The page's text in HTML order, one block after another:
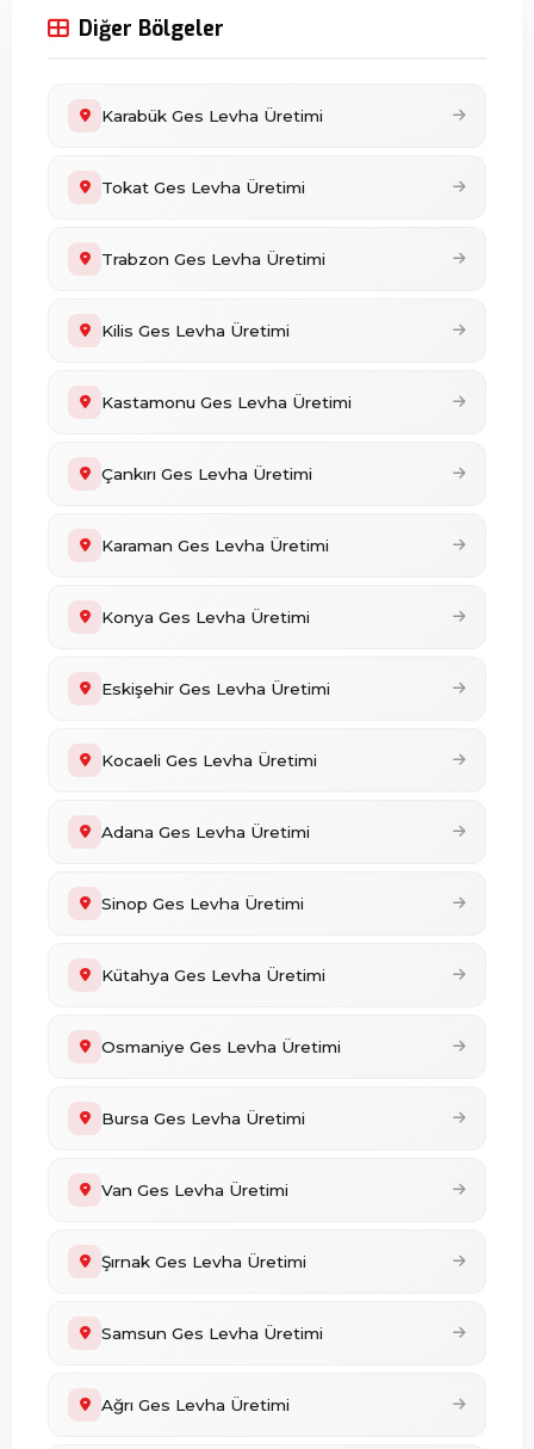
Diğer Bölgeler
Karabük Ges Levha Üretimi
Tokat Ges Levha Üretimi
Trabzon Ges Levha Üretimi
Kilis Ges Levha Üretimi
Kastamonu Ges Levha Üretimi
Çankırı Ges Levha Üretimi
Karaman Ges Levha Üretimi
Konya Ges Levha Üretimi
Eskişehir Ges Levha Üretimi
Kocaeli Ges Levha Üretimi
Adana Ges Levha Üretimi
Sinop Ges Levha Üretimi
Kütahya Ges Levha Üretimi
Osmaniye Ges Levha Üretimi
Bursa Ges Levha Üretimi
Van Ges Levha Üretimi
Şırnak Ges Levha Üretimi
Samsun Ges Levha Üretimi
Ağrı Ges Levha Üretimi